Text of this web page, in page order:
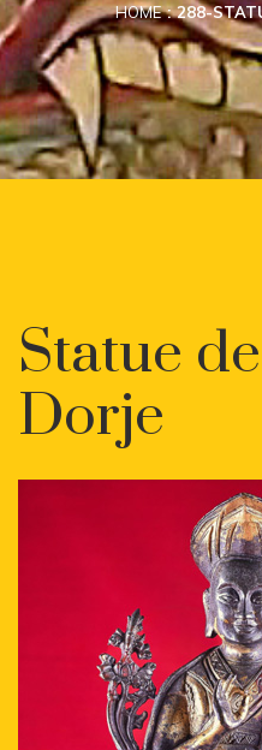
HOME 288-
Statue
Dorje